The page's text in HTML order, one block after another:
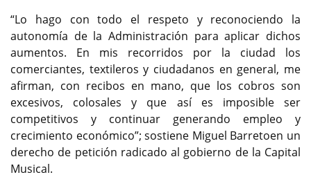
“Lo hago con todo el respeto y reconociendo la
autonomía de la Administración para aplicar dichos
aumentos. En mis recorridos por la ciudad los
comerciantes, textileros y ciudadanos en general, me
afirman, con recibos en mano, que los cobros son
excesivos, colosales y que así es imposible ser
competitivos y continuar generando empleo y
crecimiento económico”; sostiene Miguel Barretoen un
derecho de petición radicado al gobierno de la Capital
Musical.